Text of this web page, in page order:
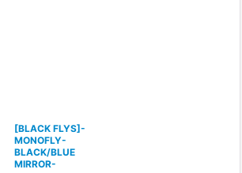
[BLACK FLYS]-
MONOFLY-
BLACK/BLUE
MIRROR-